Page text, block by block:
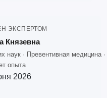
ЭКСПЕРТОМ
Князевна
наук · Превентивная медицина ·
опыта
2026